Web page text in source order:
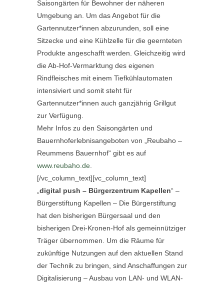
Saisongärten für Bewohner der näheren
Umgebung an. Um das Angebot für die
Gartennutzer*innen abzurunden, soll eine
Sitzecke und eine Kühlzelle für die geernteten
Produkte angeschafft werden. Gleichzeitig wird
die Ab-Hof-Vermarktung des eigenen
Rindfleisches mit einem Tiefkühlautomaten
intensiviert und somit steht für
Gartennutzer*innen auch ganzjährig Grillgut
zur Verfügung.
Mehr Infos zu den Saisongärten und
Bauernhoferlebnisangeboten von „Reubaho –
Reummens Bauernhof“ gibt es auf
www.reubaho.de
[/vc_column_text][vc_column_text]
digital push – Bürgerzentrum Kapellen“ –
Bürgerstiftung Kapellen – Die Bürgerstiftung
hat den bisherigen Bürgersaal und den
bisherigen Drei-Kronen-Hof als gemeinnütziger
Träger übernommen. Um die Räume für
zukünftige Nutzungen auf den aktuellen Stand
der Technik zu bringen, sind Anschaffungen zur
Digitalisierung – Ausbau von LAN- und WLAN-